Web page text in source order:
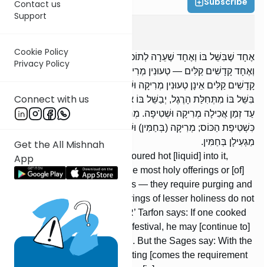
Contact us
Support
Cookie Policy
Privacy Policy
Connect with us
Get the All Mishnah
App
אֶחָד שֶׁבִּשֵּׁל בּוֹ וְאֶחָד שֶׁעֵרָה לְתוֹכוֹ רוֹתֵחַ, אֶחָד קָדְשֵׁי קָדָשִׁים
וְאֶחָד קָדָשִׁים קַלִּים — טְעוּנִין מְרִיקָה וּשְׁטִיפָה. רַבִּי שִׁמְעוֹן אוֹמֵר:
קָדָשִׁים קַלִּים אֵינָן טְעוּנִין מְרִיקָה וּשְׁטִיפָה. רַבִּי טַרְפוֹן אוֹמֵר: אִם
בִּשֵּׁל בּוֹ מִתְּחִלַּת הָרֶגֶל, יְבַשֵּׁל בּוֹ אֶת כָּל הָרֶגֶל. וַחֲכָמִים אוֹמְרִים:
עַד זְמַן אֲכִילָה מְרִיקָה וּשְׁטִיפָה. מְרִיקָה כִּמְרִיקַת הַכּוֹס, וּשְׁטִיפָה
כִּשְׁטִיפַת הַכּוֹס; מְרִיקָה (בְּחַמִּין) וּשְׁטִיפָה בְּצוֹנֵן. וְהַשְּׁפוּד וְהָאַסְכְּלָה
מַגְעִילָן בְּחַמִּין.
Whether one cooked in it or poured hot [liquid] into it,
whether [it was the meat of] the most holy offerings or [of]
the offerings of lesser holiness — they require purging and
rinsing. R’ Shimon says: Offerings of lesser holiness do not
require purging and rinsing. R’ Tarfon says: If one cooked
in it from the beginning of the festival, he may [continue to]
cook in it for the entire festival. But the Sages say: With the
conclusion of the period of eating [comes the requirement